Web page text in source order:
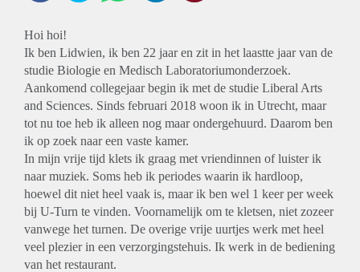
Hoi hoi!
Ik ben Lidwien, ik ben 22 jaar en zit in het laastte jaar van de
studie Biologie en Medisch Laboratoriumonderzoek.
Aankomend collegejaar begin ik met de studie Liberal Arts
and Sciences. Sinds februari 2018 woon ik in Utrecht, maar
tot nu toe heb ik alleen nog maar ondergehuurd. Daarom ben
ik op zoek naar een vaste kamer.
In mijn vrije tijd klets ik graag met vriendinnen of luister ik
naar muziek. Soms heb ik periodes waarin ik hardloop,
hoewel dit niet heel vaak is, maar ik ben wel 1 keer per week
bij U-Turn te vinden. Voornamelijk om te kletsen, niet zozeer
vanwege het turnen. De overige vrije uurtjes werk met heel
veel plezier in een verzorgingstehuis. Ik werk in de bediening
van het restaurant.